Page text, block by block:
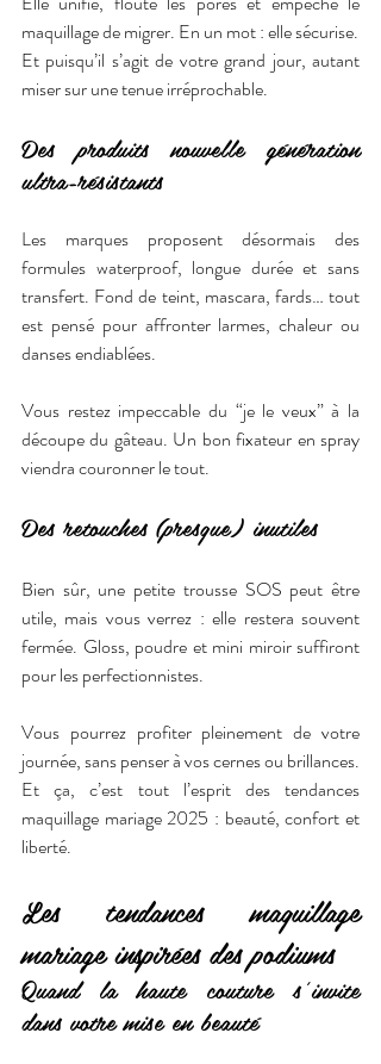
maquillage de migrer. En un mot : elle sécurise.
Et puisqu’il s’agit de votre grand jour, autant
miser sur une tenue irréprochable.
Des produits nouvelle génération
ultra-résistants
Les marques proposent désormais des
formules waterproof, longue durée et sans
transfert. Fond de teint, mascara, fards… tout
est pensé pour affronter larmes, chaleur ou
danses endiablées.
Vous restez impeccable du “je le veux” à la
découpe du gâteau. Un bon fixateur en spray
viendra couronner le tout.
Des retouches (presque) inutiles
Bien sûr, une petite trousse SOS peut être
utile, mais vous verrez : elle restera souvent
fermée. Gloss, poudre et mini miroir suffiront
pour les perfectionnistes.
Vous pourrez profiter pleinement de votre
journée, sans penser à vos cernes ou brillances.
Et ça, c’est tout l’esprit des tendances
maquillage mariage 2025 : beauté, confort et
liberté.
Les tendances maquillage
mariage inspirées des podiums
Quand la haute couture s’invite
dans votre mise en beauté